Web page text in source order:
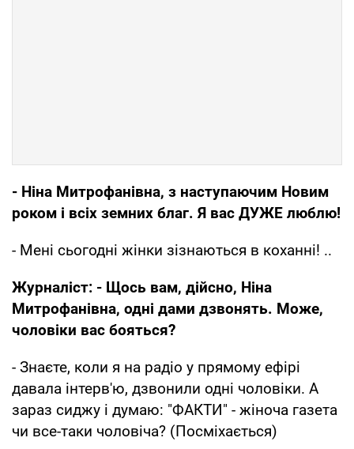
- Ніна Митрофанівна, з наступаючим Новим
роком і всіх земних благ. Я вас ДУЖЕ люблю!
- Мені сьогодні жінки зізнаються в коханні! ..
Журналіст: - Щось вам, дійсно, Ніна
Митрофанівна, одні дами дзвонять. Може,
чоловіки вас бояться?
- Знаєте, коли я на радіо у прямому ефірі
давала інтерв'ю, дзвонили одні чоловіки. А
зараз сиджу і думаю: "ФАКТИ" - жіноча газета
чи все-таки чоловіча? (Посміхається)